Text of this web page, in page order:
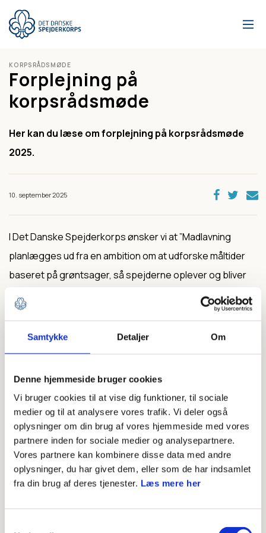
Samtykke Detaljer Om
Denne hjemmeside bruger cookies
Vi bruger cookies til at vise dig funktioner, til sociale
medier og til at analysere vores trafik. Vi deler også
oplysninger om din brug af vores hjemmeside med vores
partnere inden for sociale medier og analysepartnere.
Vores partnere kan kombinere disse data med andre
oplysninger, du har givet dem, eller som de har indsamlet
fra din brug af deres tjenester. Læs mere her
hovedindhold
KORPSRÅDSMØDE
Forplejning på
korpsrådsmøde
Her kan du læse om forplejning på korpsrådsmøde
2025.
10. september 2025
I Det Danske Spejderkorps ønsker vi at ”Madlavning
planlægges ud fra en ambition om at udforske måltider
baseret på grøntsager, så spejderne oplever og bliver
fortrolige med bæredygtig mad. Vi reducerer vores
madspild og klimaaftryk gennem planlægning af mad med
bæredygtighed i højsædet.” Fra korpsets
bæredygtighedspolitik.
Det betyder at, i stil med de seneste 2 års
korpsrådsmøder, vil forplejningen igen i år være
vegetarisk, og det vil ikke være muligt at bestille et
alternativ med kød. Ambitionen er ikke kun at sigte efter
den nemme CO2-reduktion ved at fjerne kød fra menuen,
men også at give deltagerne fornyet indsigt i, hvordan